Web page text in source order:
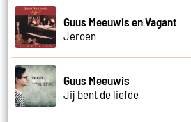
Guus Meeuwis en Vagant
Jeroen
Guus Meeuwis
Jij bent de liefde